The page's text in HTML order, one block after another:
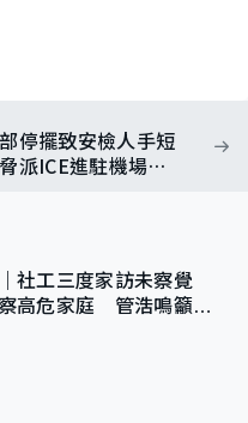
停擺致安檢人手短
派ICE進駐機場
社工三度家訪未察覺
高危家庭 管浩鳴籲加